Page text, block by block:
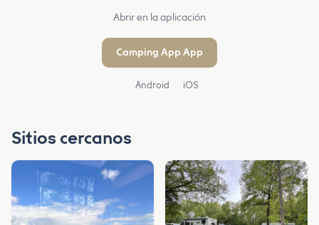
Abrir en la aplicación
Camping App App
Android iOS
Sitios cercanos